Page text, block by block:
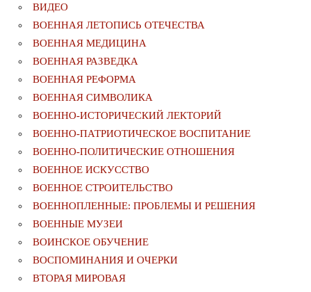
ВИДЕО
ВОЕННАЯ ЛЕТОПИСЬ ОТЕЧЕСТВА
ВОЕННАЯ МЕДИЦИНА
ВОЕННАЯ РАЗВЕДКА
ВОЕННАЯ РЕФОРМА
ВОЕННАЯ СИМВОЛИКА
ВОЕННО-ИСТОРИЧЕСКИЙ ЛЕКТОРИЙ
ВОЕННО-ПАТРИОТИЧЕСКОЕ ВОСПИТАНИЕ
ВОЕННО-ПОЛИТИЧЕСКИE ОТНОШЕНИЯ
ВОЕННОЕ ИСКУССТВО
ВОЕННОЕ СТРОИТЕЛЬСТВО
ВОЕННОПЛЕННЫЕ: ПРОБЛЕМЫ И РЕШЕНИЯ
ВОЕННЫЕ МУЗЕИ
ВОИНСКОЕ ОБУЧЕНИЕ
ВОСПОМИНАНИЯ И ОЧЕРКИ
ВТОРАЯ МИРОВАЯ